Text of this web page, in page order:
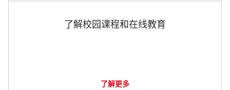
了解校园课程和在线教育
了解更多